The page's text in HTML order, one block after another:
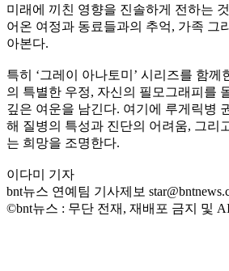
미래에 끼친 영향을 진솔하게 전하는
어온 여정과 동료들과의 추억, 가족 그
아본다.
특히 ‘그레이 아나토미’ 시리즈를 함
의 특별한 우정, 자신의 필모그래피를
깊은 여운을 남긴다. 여기에 루게릭병
해 질병의 특성과 진단의 어려움, 그리
는 희망을 조명한다.
이다미 기자
bnt뉴스 연예팀 기사제보
©bnt뉴스 : 무단 전재, 재배포 금지 및